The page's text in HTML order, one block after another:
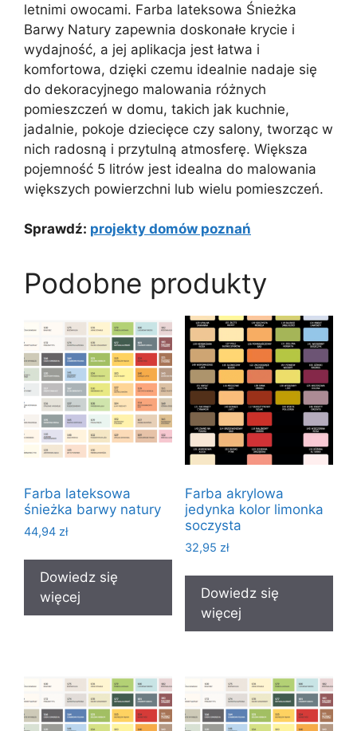
letnimi owocami. Farba lateksowa Śnieżka
Barwy Natury zapewnia doskonałe krycie i
wydajność, a jej aplikacja jest łatwa i
komfortowa, dzięki czemu idealnie nadaje się
do dekoracyjnego malowania różnych
pomieszczeń w domu, takich jak kuchnie,
jadalnie, pokoje dziecięce czy salony, tworząc w
nich radosną i przytulną atmosferę. Większa
pojemność 5 litrów jest idealna do malowania
większych powierzchni lub wielu pomieszczeń.
Sprawdź: projekty domów poznań
Podobne produkty
Farba lateksowa
śnieżka barwy natury
44,94 zł
Dowiedz się
więcej
Farba akrylowa
jedynka kolor limonka
soczysta
32,95 zł
Dowiedz się
więcej